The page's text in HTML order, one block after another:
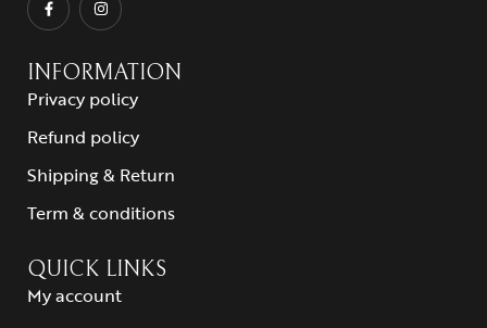
INFORMATION
Privacy policy
Refund policy
Shipping & Return
Term & conditions
QUICK LINKS
My account